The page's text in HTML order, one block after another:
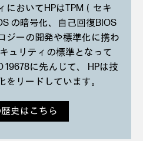
においてHPはTPM（セキ
の暗号化、自己回復BIOS
ジーの開発や標準化に携わ
ュリティの標準となって
19678に先んじて、 HPは技
リードしています。
史はこちら